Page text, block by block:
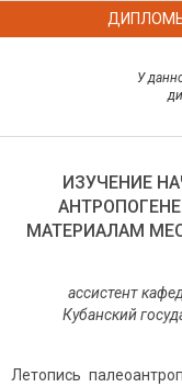
У
ИЗУЧЕНИЕ
МАТЕРИАЛАМ
ассистент
Кубанский
Летопись